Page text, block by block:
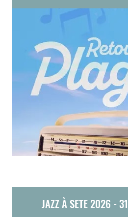
JAZZ À SETE 2026 -